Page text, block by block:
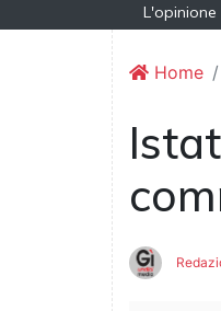
L'opinione
Home